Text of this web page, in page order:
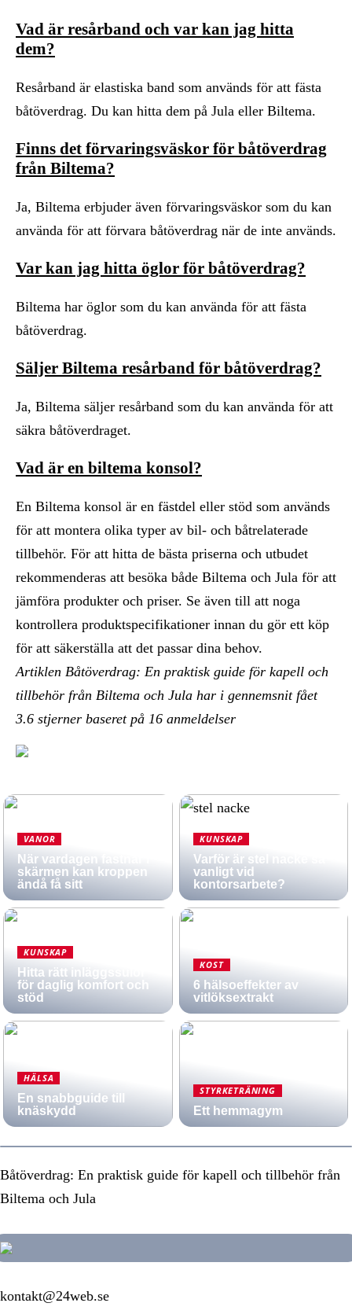
Vad är resårband och var kan jag hitta
dem?
Resårband är elastiska band som används för att fästa
båtöverdrag. Du kan hitta dem på Jula eller Biltema.
Finns det förvaringsväskor för båtöverdrag
från Biltema?
Ja, Biltema erbjuder även förvaringsväskor som du kan
använda för att förvara båtöverdrag när de inte används.
Var kan jag hitta öglor för båtöverdrag?
Biltema har öglor som du kan använda för att fästa
båtöverdrag.
Säljer Biltema resårband för båtöverdrag?
Ja, Biltema säljer resårband som du kan använda för att
säkra båtöverdraget.
Vad är en biltema konsol?
En Biltema konsol är en fästdel eller stöd som används
för att montera olika typer av bil- och båtrelaterade
tillbehör. För att hitta de bästa priserna och utbudet
rekommenderas att besöka både Biltema och Jula för att
jämföra produkter och priser. Se även till att noga
kontrollera produktspecifikationer innan du gör ett köp
för att säkerställa att det passar dina behov.
Artiklen Båtöverdrag: En praktisk guide för kapell och
tillbehör från Biltema och Jula har i gennemsnit fået
3.6 stjerner baseret på 16 anmeldelser
VANOR
När vardagen fastnar i
skärmen kan kroppen
ändå få sitt
KUNSKAP
Varför är stel nacke så
vanligt vid
kontorsarbete?
KUNSKAP
Hitta rätt inläggssulor
för daglig komfort och
stöd
KOST
6 hälsoeffekter av
vitlöksextrakt
HÄLSA
En snabbguide till
knäskydd
STYRKETRÄNING
Ett hemmagym
Båtöverdrag: En praktisk guide för kapell och tillbehör från
Biltema och Jula
kontakt@24web.se